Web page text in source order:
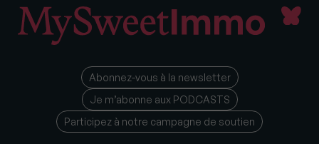
Abonnez-vous à la newsletter
Je m’abonne aux PODCASTS
Participez à notre campagne de soutien